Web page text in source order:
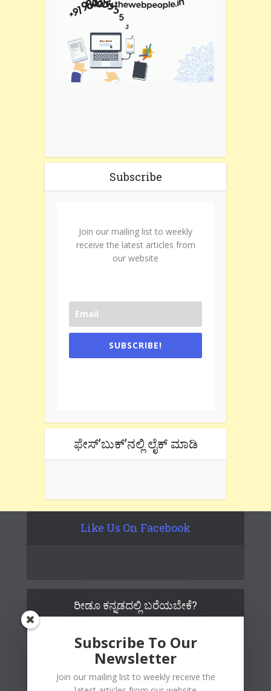
Subscribe
Join our mailing list to weekly
receive the latest articles from
our website
SUBSCRIBE!
ಫೇಸ್’ಬುಕ್’ನಲ್ಲಿ ಲೈಕ್ ಮಾಡಿ
Like Us On Facebook
ರೀಡೂ ಕನ್ನಡದಲ್ಲಿ ಬರೆಯಬೇಕೆ?
Subscribe To Our
Newsletter
Join our mailing list to weekly receive the